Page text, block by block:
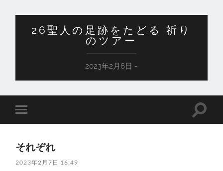
26聖人の足跡をたどる 祈り
のツアー
2023年2月6日 -
モ
バ
ル
メ
ュ
検
それぞれ
2023年2月7日 16:49